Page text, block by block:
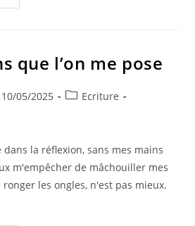
que l’on me pose
10/05/2025
Ecriture
la réflexion, sans mes mains
m'empêcher de mâchouiller mes
les ongles, n'est pas mieux.